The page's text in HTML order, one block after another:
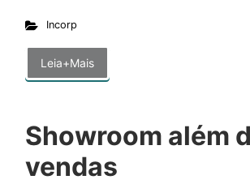
Incorp
Leia+Mais
Showroom além
vendas